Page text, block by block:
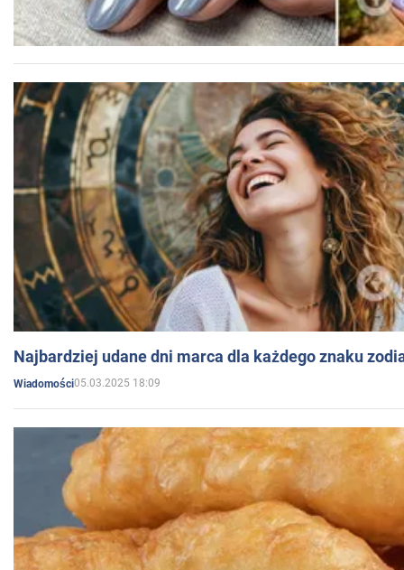
Najbardziej udane dni marca dla każdego znaku
Wiadomości05.03.2025 18:09